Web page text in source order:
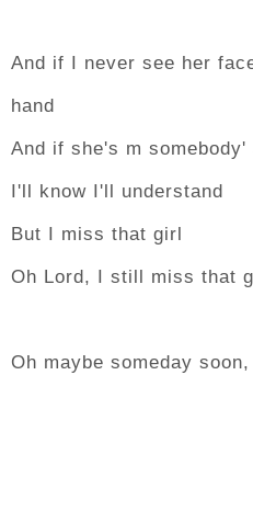
And if I never see her
hand
And if she's m somebody'
I'll know I'll understand
But I miss that girl
Oh Lord, I still miss that
Oh maybe someday